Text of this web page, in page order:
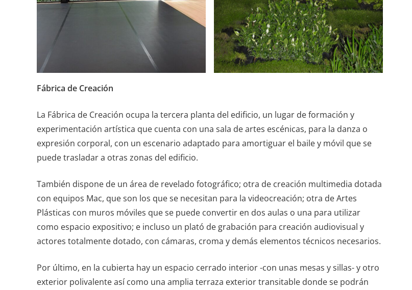
Fábrica de Creación
La Fábrica de Creación ocupa la tercera planta del edificio, un lugar de formación y
experimentación artística que cuenta con una sala de artes escénicas, para la danza o
expresión corporal, con un escenario adaptado para amortiguar el baile y móvil que se
puede trasladar a otras zonas del edificio.
También dispone de un área de revelado fotográfico; otra de creación multimedia dotada
con equipos Mac, que son los que se necesitan para la videocreación; otra de Artes
Plásticas con muros móviles que se puede convertir en dos aulas o una para utilizar
como espacio expositivo; e incluso un plató de grabación para creación audiovisual y
actores totalmente dotado, con cámaras, croma y demás elementos técnicos necesarios.
Por último, en la cubierta hay un espacio cerrado interior -con unas mesas y sillas- y otro
exterior polivalente así como una amplia terraza exterior transitable donde se podrán